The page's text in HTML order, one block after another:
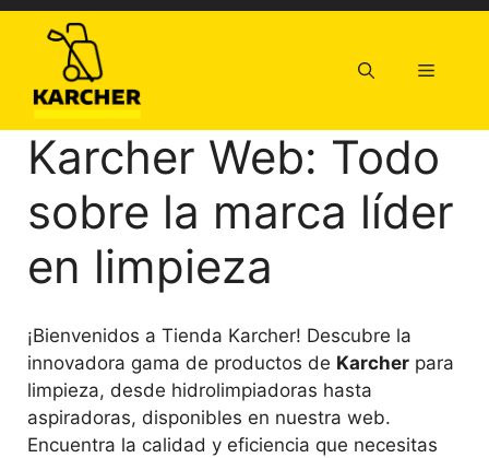
Saltar
contenido
Menú
Karcher Web: Todo
sobre la marca líder
en limpieza
¡Bienvenidos a Tienda Karcher! Descubre la
innovadora gama de productos de Karcher para
limpieza, desde hidrolimpiadoras hasta
aspiradoras, disponibles en nuestra web.
Encuentra la calidad y eficiencia que necesitas